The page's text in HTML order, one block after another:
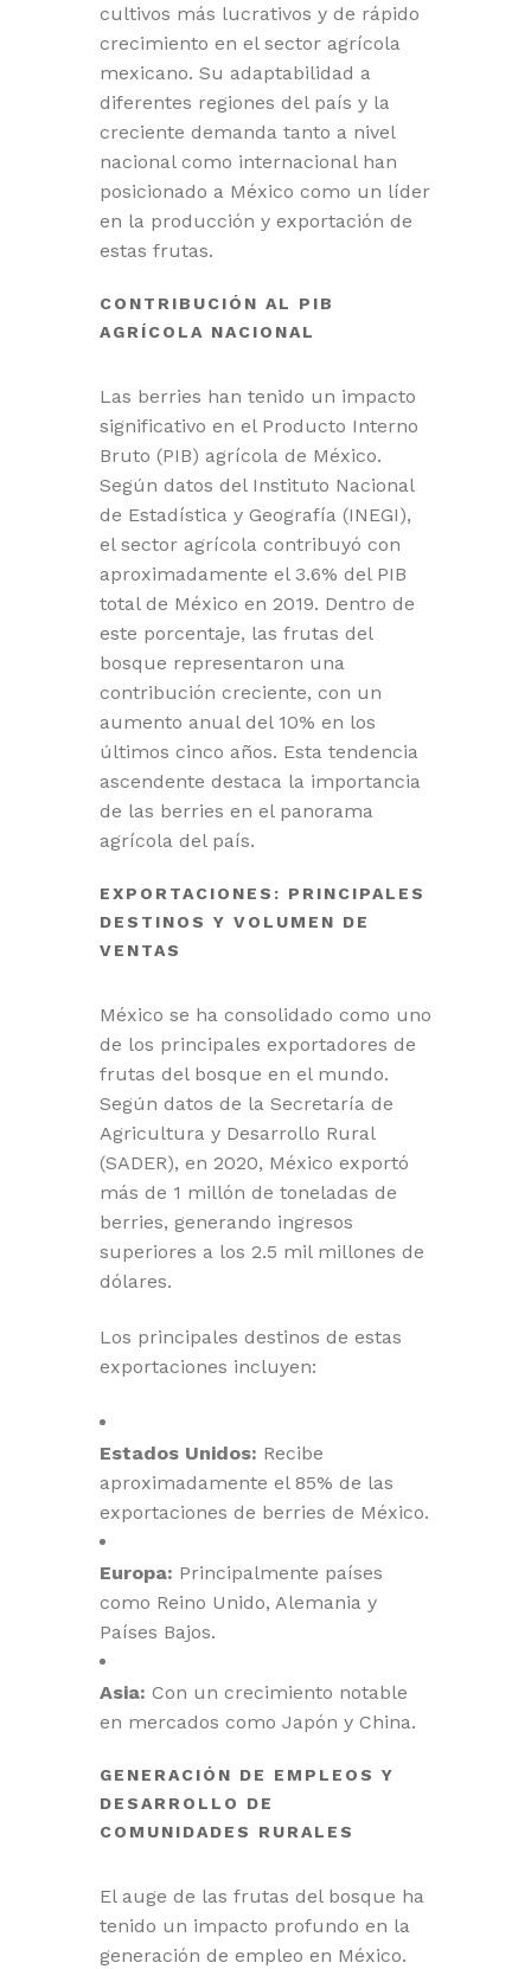
cultivos más lucrativos y de rápido
crecimiento en el sector agrícola
mexicano. Su adaptabilidad a
diferentes regiones del país y la
creciente demanda tanto a nivel
nacional como internacional han
posicionado a México como un líder
en la producción y exportación de
estas frutas.
CONTRIBUCIÓN AL PIB
AGRÍCOLA NACIONAL
Las berries han tenido un impacto
significativo en el Producto Interno
Bruto (PIB) agrícola de México.
Según datos del Instituto Nacional
de Estadística y Geografía (INEGI),
el sector agrícola contribuyó con
aproximadamente el 3.6% del PIB
total de México en 2019. Dentro de
este porcentaje, las frutas del
bosque representaron una
contribución creciente, con un
aumento anual del 10% en los
últimos cinco años. Esta tendencia
ascendente destaca la importancia
de las berries en el panorama
agrícola del país.
EXPORTACIONES: PRINCIPALES
DESTINOS Y VOLUMEN DE
VENTAS
México se ha consolidado como uno
de los principales exportadores de
frutas del bosque en el mundo.
Según datos de la Secretaría de
Agricultura y Desarrollo Rural
(SADER), en 2020, México exportó
más de 1 millón de toneladas de
berries, generando ingresos
superiores a los 2.5 mil millones de
dólares.
Los principales destinos de estas
exportaciones incluyen:
Estados Unidos: Recibe
aproximadamente el 85% de las
exportaciones de berries de México.
Europa: Principalmente países
como Reino Unido, Alemania y
Países Bajos.
Asia: Con un crecimiento notable
en mercados como Japón y China.
GENERACIÓN DE EMPLEOS Y
DESARROLLO DE
COMUNIDADES RURALES
El auge de las frutas del bosque ha
tenido un impacto profundo en la
generación de empleo en México.